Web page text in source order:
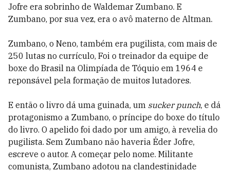
Jofre era sobrinho de Waldemar Zumbano. E
Zumbano, por sua vez, era o avô materno de Altman.
Zumbano, o Neno, também era pugilista, com mais de
250 lutas no currículo, Foi o treinador da equipe de
boxe do Brasil na Olimpíada de Tóquio em 1964 e
reponsável pela formação de muitos lutadores.
E então o livro dá uma guinada, um sucker punch, e dá
protagonismo a Zumbano, o príncipe do boxe do título
do livro. O apelido foi dado por um amigo, à revelia do
pugilista. Sem Zumbano não haveria Éder Jofre,
escreve o autor. A começar pelo nome. Militante
comunista, Zumbano adotou na clandestinidade